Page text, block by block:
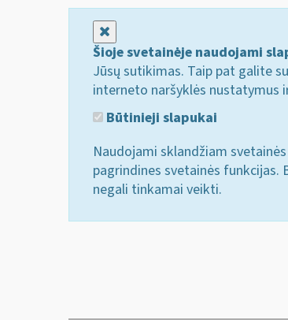
Šioje svetainėje naudojami
Jūsų sutikimas. Taip pat galite
interneto naršyklės nustatymus
Būtinieji slapukai
Naudojami sklandžiam
pagrindines svetainės funkcijas.
negali tinkamai veikti.